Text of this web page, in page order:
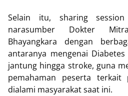
Selain itu, sharing
narasumber Dokter
Bhayangkara dengan
antaranya mengenai
jantung hingga stroke, guna
pemahaman peserta terkait
dialami masyarakat saat ini.